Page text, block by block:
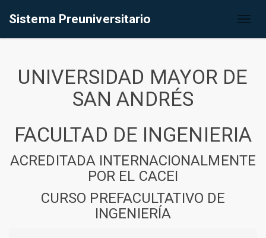
Sistema Preuniversitario
UNIVERSIDAD MAYOR DE
SAN ANDRÉS
FACULTAD DE INGENIERIA
ACREDITADA INTERNACIONALMENTE
POR EL CACEI
CURSO PREFACULTATIVO DE
INGENIERÍA